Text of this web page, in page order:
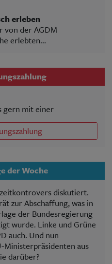
erleben
von der AGDM
erlebten...
gern mit einer
der Woche
diskutiert.
zur Abschaffung, was in
der Bundesregierung
wurde. Linke und Grüne
auch. Und nun
Ministerpräsidenten aus
darüber?